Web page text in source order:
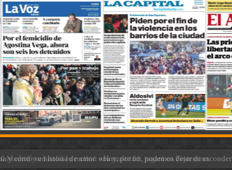
Madrid y en Italia lo recibió una multitud: jugará en Fiorentina